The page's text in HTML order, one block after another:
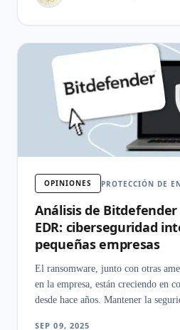
OPINIONES PROTECCIÓN DE
Análisis de
EDR: ciberseguridad
pequeñas empresas
El ransomware, junto con otras
en la empresa, están creciendo en
desde hace años. Mantener la
SEP 09, 2025